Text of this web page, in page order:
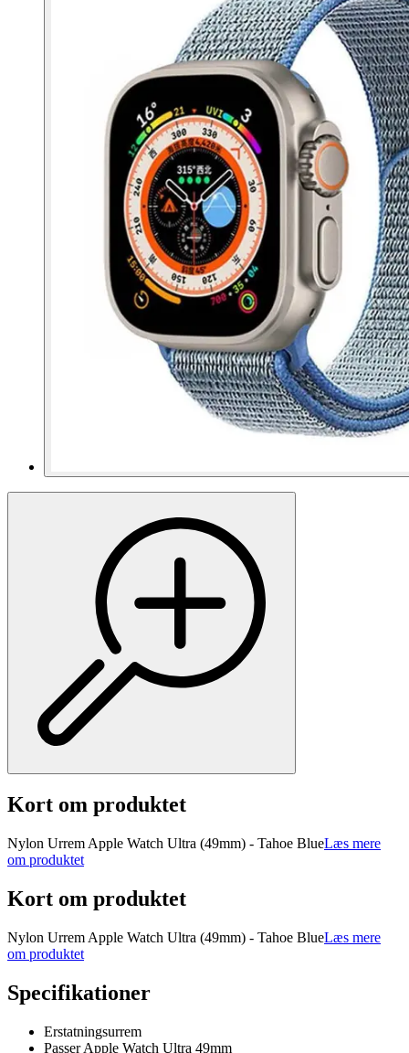
Kort om produktet
Nylon Urrem Apple Watch Ultra (49mm) - Tahoe BlueLæs mere
om produktet
Kort om produktet
Nylon Urrem Apple Watch Ultra (49mm) - Tahoe BlueLæs mere
om produktet
Specifikationer
Erstatningsurrem
Passer Apple Watch Ultra 49mm